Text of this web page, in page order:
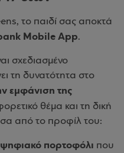
το παιδί σας αποκτά
Mobile App.
σχεδιασμένο
τη δυνατότητα στο
εμφάνιση της
θέμα και τη δική
από το προφίλ του:
πορτοφόλι που